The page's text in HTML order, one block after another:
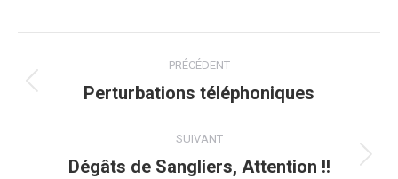
article
PRÉCÉDENT
Article
:
Perturbations téléphoniques
SUIVANT
Article
Dégâts de Sangliers, Attention !!